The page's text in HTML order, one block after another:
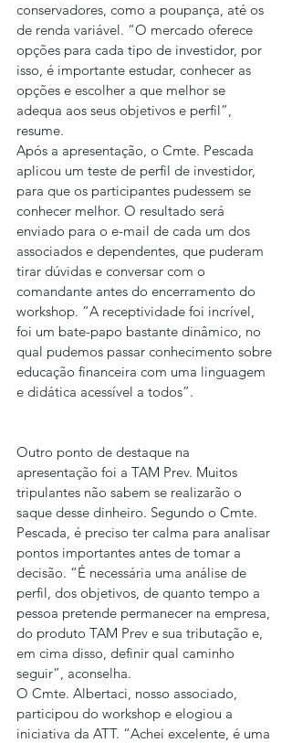
conservadores, como a poupança, até os
de renda variável. “O mercado oferece
opções para cada tipo de investidor, por
isso, é importante estudar, conhecer as
opções e escolher a que melhor se
adequa aos seus objetivos e perfil”,
resume.
Após a apresentação, o Cmte. Pescada
aplicou um teste de perfil de investidor,
para que os participantes pudessem se
conhecer melhor. O resultado será
enviado para o e-mail de cada um dos
associados e dependentes, que puderam
tirar dúvidas e conversar com o
comandante antes do encerramento do
workshop. “A receptividade foi incrível,
foi um bate-papo bastante dinâmico, no
qual pudemos passar conhecimento sobre
educação financeira com uma linguagem
e didática acessível a todos”.
Outro ponto de destaque na
apresentação foi a TAM Prev. Muitos
tripulantes não sabem se realizarão o
saque desse dinheiro. Segundo o Cmte.
Pescada, é preciso ter calma para analisar
pontos importantes antes de tomar a
decisão. “É necessária uma análise de
perfil, dos objetivos, de quanto tempo a
pessoa pretende permanecer na empresa,
do produto TAM Prev e sua tributação e,
em cima disso, definir qual caminho
seguir”, aconselha.
O Cmte. Albertaci, nosso associado,
participou do workshop e elogiou a
iniciativa da ATT. “Achei excelente, é uma